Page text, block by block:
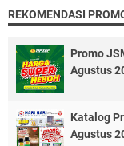
REKOMENDASI
Promo
Agustus
Katalog
Agustus